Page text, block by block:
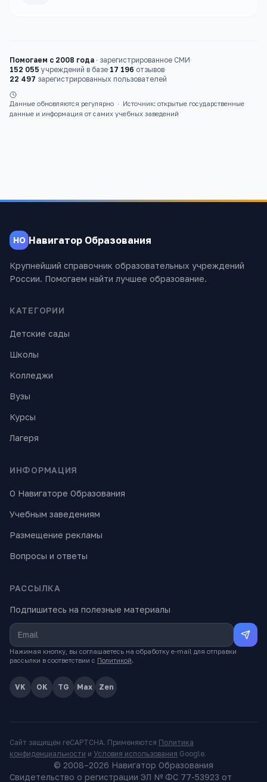
Помогаем с 2008 года · зарегистрированное СМИ·
152 055 учреждений в базе·17 196 отзывов·
22 497 зарегистрированных пользователей
Данные обновляются регулярно ·
Источник: открытые государственные
данные и информация от самих учебных заведений
НО Навигатор Образования
Крупнейший справочник образовательных учреждений
России. Помогаем найти лучшее образование.
КАТЕГОРИИ
Детские сады
Школы
Колледжи
Вузы
Курсы
Лагеря
ИНФОРМАЦИЯ
О Навигаторе Образования
Учебным заведениям
Размещение рекламы
Вопросы и ответы
РАССЫЛКА
Подпишитесь на полезные материалы
Нажимая кнопку, вы соглашаетесь на обработку e-mail для отправки
рассылки в соответствии с Политикой.
VK OK TG Max Zen
Сайт защищён reCAPTCHA. Применяются Политика
конфиденциальности и Условия использования Google.
© 2008–2026 Навигатор Образования
Свидетельство о регистрации ЭЛ № ФС 77-53923 от